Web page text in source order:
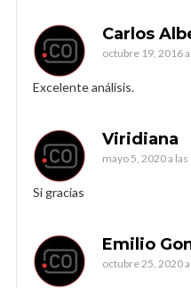
Carlos
octubre 19, 2016
Excelente análisis.
Viridiana
mayo 5, 2020 a las
Si gracias
Emilio
octubre 25, 2020